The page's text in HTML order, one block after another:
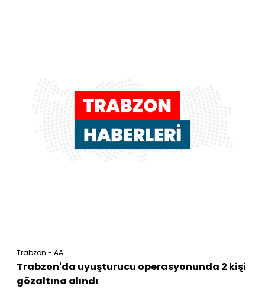
Trabzon - AA
Trabzon'da uyuşturucu operasyonunda 2 kişi
gözaltına alındı